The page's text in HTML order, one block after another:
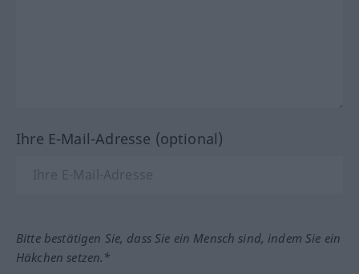
Ihre E-Mail-Adresse (optional)
Bitte bestätigen Sie, dass Sie ein Mensch sind, indem Sie ein
Häkchen setzen.*